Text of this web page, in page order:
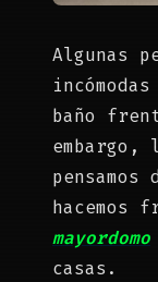
Algunas
baño
embargo,
hacemos
mayordomo
casas.